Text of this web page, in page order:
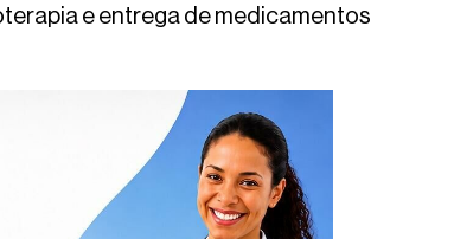
e entrega de medicamentos